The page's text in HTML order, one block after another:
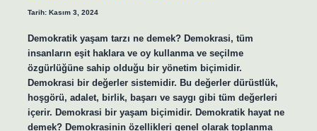
Tarih: Kasım 3, 2024
Demokratik yaşam tarzı ne demek? Demokrasi, tüm
insanların eşit haklara ve oy kullanma ve seçilme
özgürlüğüne sahip olduğu bir yönetim biçimidir.
Demokrasi bir değerler sistemidir. Bu değerler dürüstlük,
hoşgörü, adalet, birlik, başarı ve saygı gibi tüm değerleri
içerir. Demokrasi bir yaşam biçimidir. Demokratik hayat ne
demek? Demokrasinin özellikleri genel olarak toplanma